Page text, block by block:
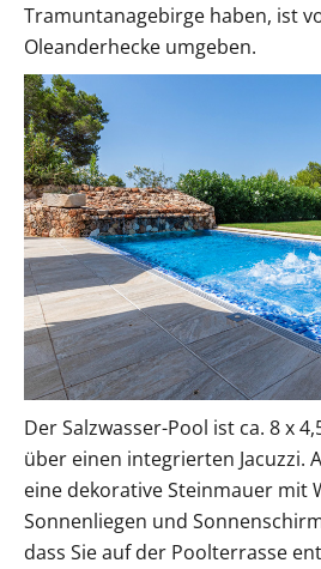
Tramuntanagebirge haben, ist
Oleanderhecke umgeben.
Der Salzwasser-Pool ist ca. 8 x
über einen integrierten Jacuzzi.
eine dekorative Steinmauer mit
Sonnenliegen und
dass Sie auf der Poolterrasse